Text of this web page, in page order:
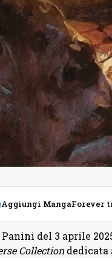
Aggiungi MangaForever
Panini del 3 aprile
Collectiondedicata